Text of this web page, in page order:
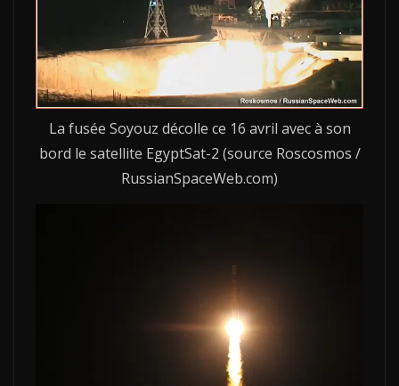
La fusée Soyouz décolle ce 16 avril avec à son
bord le satellite EgyptSat-2 (source Roscosmos /
RussianSpaceWeb.com)